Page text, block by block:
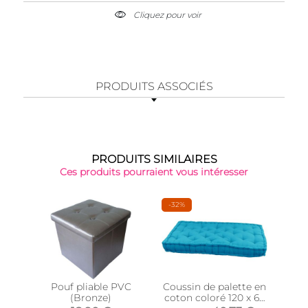
Cliquez pour voir
PRODUITS ASSOCIÉS
PRODUITS SIMILAIRES
Ces produits pourraient vous intéresser
Pouf pliable PVC
(Bronze)
-32%
Coussin de palette en
coton coloré 120 x 60